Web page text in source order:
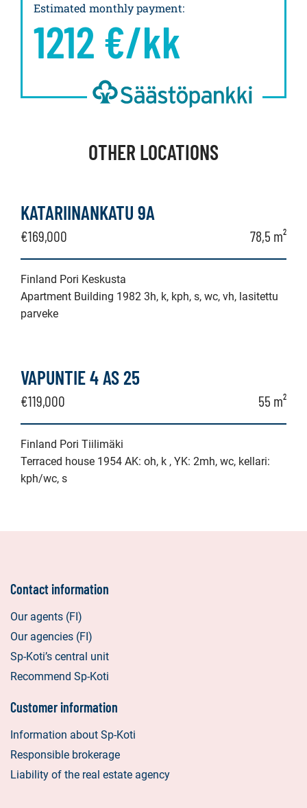
Estimated monthly payment:
1212 €/kk
OTHER LOCATIONS
KATARIINANKATU 9A
€169,000 78,5 m²
Finland Pori Keskusta
Apartment Building 1982 3h, k, kph, s, wc, vh, lasitettu
parveke
VAPUNTIE 4 AS 25
€119,000 55 m²
Finland Pori Tiilimäki
Terraced house 1954 AK: oh, k , YK: 2mh, wc, kellari:
kph/wc, s
Contact information
Our agents (FI)
Our agencies (FI)
Sp-Koti’s central unit
Recommend Sp-Koti
Customer information
Information about Sp-Koti
Responsible brokerage
Liability of the real estate agency